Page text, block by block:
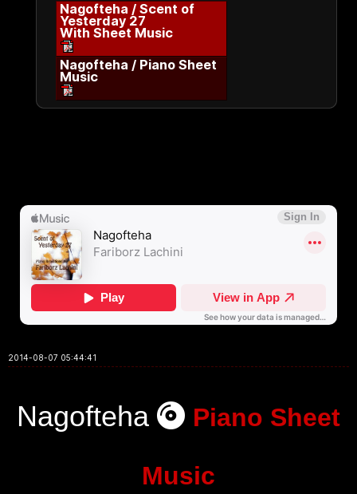
Nagofteha / Scent of
Yesterday 27
With Sheet Music
Nagofteha / Piano Sheet
Music
2014-08-07 05:44:41
Nagofteha Piano Sheet
Music